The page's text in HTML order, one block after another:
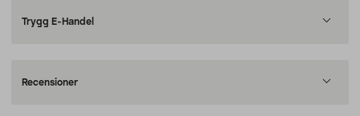
Trygg E-Handel
Recensioner